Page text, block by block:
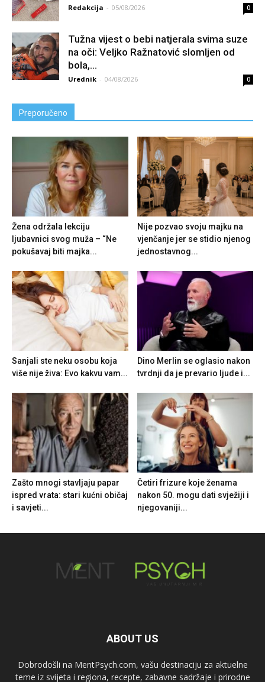
Redakcija - 05/08/2026 0
Tužna vijest o bebi natjerala svima suze
na oči: Veljko Ražnatović slomljen od
boIa,...
Urednik - 04/08/2026 0
Preporučeno
Žena održala lekciju
ljubavnici svog muža – “Ne
pokušavaj biti majka...
Nije pozvao svoju majku na
vjenčanje jer se stidio njenog
jednostavnog...
Sanjali ste neku osobu koja
više nije živa: Evo kakvu vam...
Dino Merlin se oglasio nakon
tvrdnji da je prevario ljude i...
Zašto mnogi stavljaju papar
ispred vrata: stari kućni običaj
i savjeti...
Četiri frizure koje ženama
nakon 50. mogu dati svježiji i
njegovaniji...
ABOUT US
Dobrodošli na MentPsych.com, vašu destinaciju za aktuelne
teme iz svijeta i regiona, recepte, zabavne sadržaje i prirodne